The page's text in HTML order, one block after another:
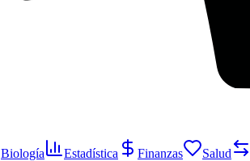
Biología Estadística Finanzas Salud